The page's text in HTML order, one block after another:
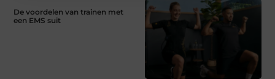
De voordelen van trainen met
een EMS suit